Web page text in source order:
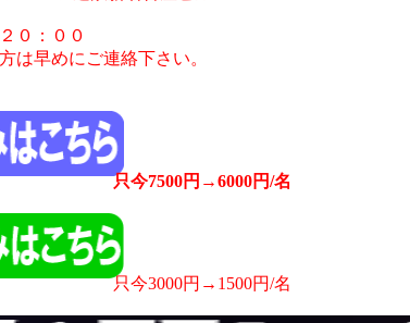
０：００
は早めにご連絡下さい。
只今7500円→6000円/名
只今3000円→1500円/名